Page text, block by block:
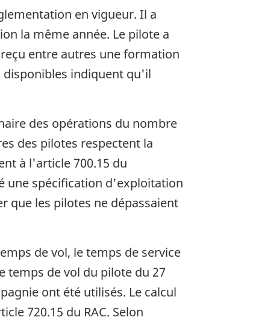
en vigueur. Il a
la même année. Le pilote a
entre autres une formation
disponibles indiquent qu'il
des opérations du nombre
des pilotes respectent la
à l'article 700.15 du
une spécification d'exploitation
que les pilotes ne dépassaient
de vol, le temps de service
temps de vol du pilote du 27
ont été utilisés. Le calcul
720.15 du RAC. Selon